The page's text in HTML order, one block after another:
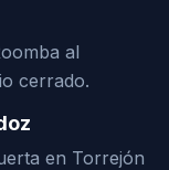
al
cerrado.
en Torrejón